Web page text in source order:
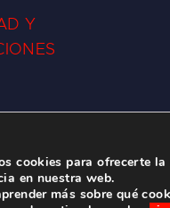
Y
cookies para ofrecerte la
en nuestra web.
más sobre qué